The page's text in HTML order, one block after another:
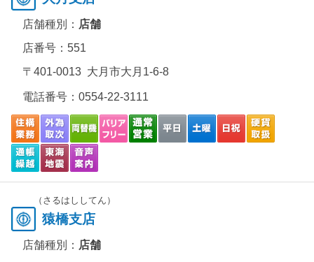
店舗種別： 店舗
店番号：551
〒401-0013 大月市大月1-6-8
電話番号： 0554-22-3111
（さるはししてん）
猿橋支店
店舗種別： 店舗